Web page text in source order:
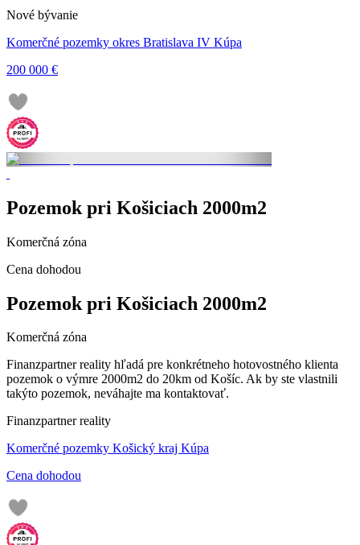
Nové bývanie
Komerčné pozemky okres Bratislava IV Kúpa
200 000 €
Pozemok pri Košiciach 2000m2
Komerčná zóna
Cena dohodou
Pozemok pri Košiciach 2000m2
Komerčná zóna
Finanzpartner reality hľadá pre konkrétneho hotovostného klienta
pozemok o výmre 2000m2 do 20km od Košíc. Ak by ste vlastnili
takýto pozemok, neváhajte ma kontaktovať.
Finanzpartner reality
Komerčné pozemky Košický kraj Kúpa
Cena dohodou